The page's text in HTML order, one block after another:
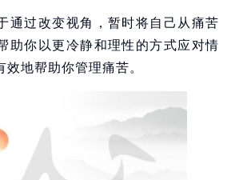
通过改变视角，暂时将自己从痛苦
助你以更冷静和理性的方式应对情
地帮助你管理痛苦。